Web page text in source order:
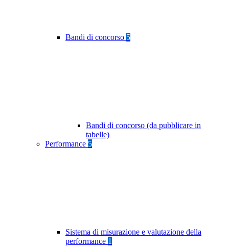
Bandi di concorso 5
Bandi di concorso (da pubblicare in
tabelle)
Performance 5
Sistema di misurazione e valutazione della
performance 1